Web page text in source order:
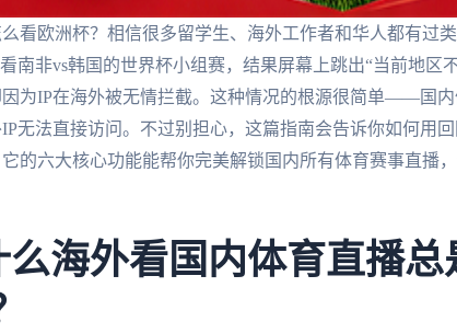
看欧洲杯？相信很多留学生、海外工作者和华人都有过
南非vs韩国的世界杯小组赛，结果屏幕上跳出“当前地区
为IP在海外被无情拦截。这种情况的根源很简单——国
无法直接访问。不过别担心，这篇指南会告诉你如何用
的六大核心功能能帮你完美解锁国内所有体育赛事直播
么海外看国内体育直播总